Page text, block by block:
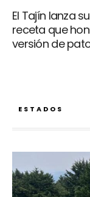
El Tajín lanza
receta que
versión de
ESTADOS